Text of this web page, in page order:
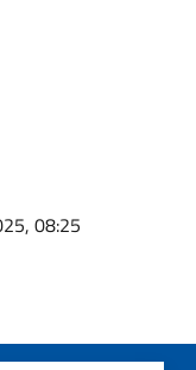
08:25